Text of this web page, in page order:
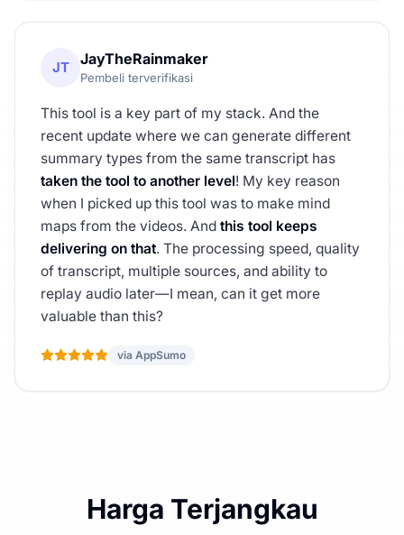
JT JayTheRainmaker
Pembeli terverifikasi
This tool is a key part of my stack. And the
recent update where we can generate different
summary types from the same transcript has
taken the tool to another level! My key reason
when I picked up this tool was to make mind
maps from the videos. And this tool keeps
delivering on that. The processing speed, quality
of transcript, multiple sources, and ability to
replay audio later—I mean, can it get more
valuable than this?
via AppSumo
Harga Terjangkau